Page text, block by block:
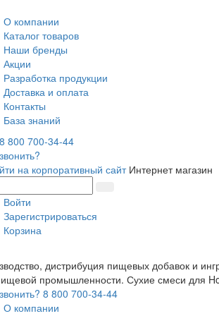
О компании
Каталог товаров
Наши бренды
Акции
Разработка продукции
Доставка и оплата
Контакты
База знаний
800 700-34-44
на корпоративный сайт Интернет магазин
Войти
Зарегистрироваться
Корзина
дистрибуция пищевых добавок и
промышленности. Сухие смеси для
8 800 700-34-44
О компании